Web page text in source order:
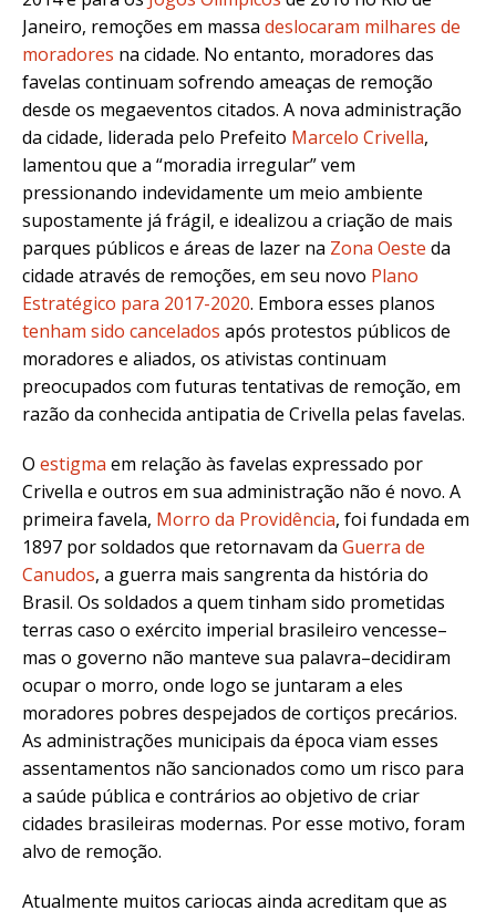
Janeiro, remoções em massa deslocaram milhares de
moradores na cidade. No entanto, moradores das
favelas continuam sofrendo ameaças de remoção
desde os megaeventos citados. A nova administração
da cidade, liderada pelo Prefeito Marcelo Crivella,
lamentou que a “moradia irregular” vem
pressionando indevidamente um meio ambiente
supostamente já frágil, e idealizou a criação de mais
parques públicos e áreas de lazer na Zona Oeste da
cidade através de remoções, em seu novo Plano
Estratégico para 2017-2020. Embora esses planos
tenham sido cancelados após protestos públicos de
moradores e aliados, os ativistas continuam
preocupados com futuras tentativas de remoção, em
razão da conhecida antipatia de Crivella pelas favelas.
O estigma em relação às favelas expressado por
Crivella e outros em sua administração não é novo. A
primeira favela, Morro da Providência, foi fundada em
1897 por soldados que retornavam da Guerra de
Canudos, a guerra mais sangrenta da história do
Brasil. Os soldados a quem tinham sido prometidas
terras caso o exército imperial brasileiro vencesse–
mas o governo não manteve sua palavra–decidiram
ocupar o morro, onde logo se juntaram a eles
moradores pobres despejados de cortiços precários.
As administrações municipais da época viam esses
assentamentos não sancionados como um risco para
a saúde pública e contrários ao objetivo de criar
cidades brasileiras modernas. Por esse motivo, foram
alvo de remoção.
Atualmente muitos cariocas ainda acreditam que as